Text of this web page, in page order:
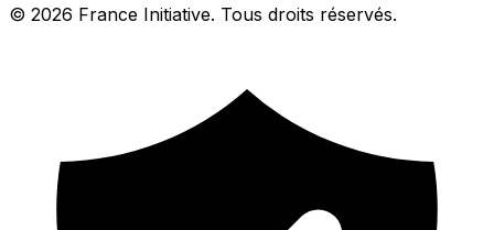
© 2026 France Initiative. Tous droits réservés.